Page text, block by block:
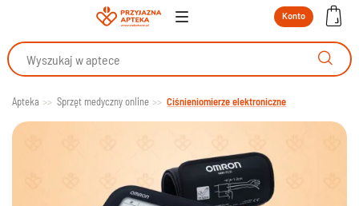
Konto
Apteka Sprzęt medyczny online Ciśnieniomierze elektroniczne